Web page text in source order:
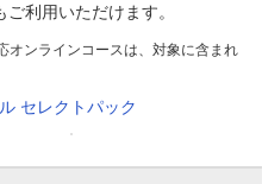
利用いただけます。
オンラインコースは、対象に含まれ
セレクトパック